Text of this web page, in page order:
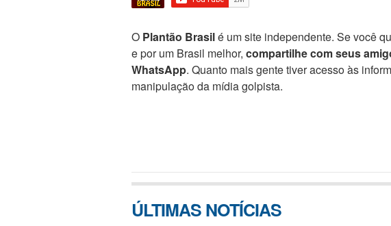
O Plantão Brasilé um site independente. Se você
e por um Brasil melhor, compartilhe com seus
WhatsApp. Quanto mais gente tiver acesso às
manipulação da mídia golpista.
ÚLTIMAS NOTÍCIAS